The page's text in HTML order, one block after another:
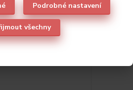
Podrobné nastavení
všechny